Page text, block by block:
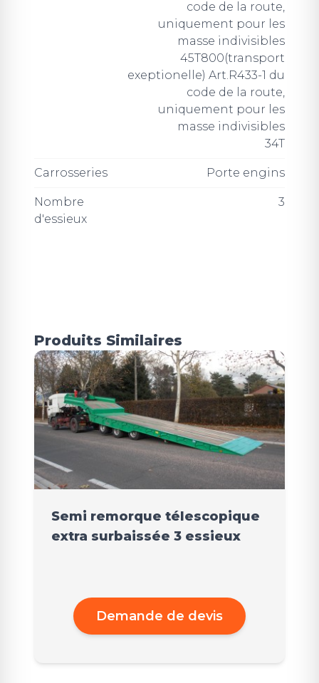
code de la route,
uniquement pour les
masse indivisibles
45T800(transport
exeptionelle) Art.R433-1 du
code de la route,
uniquement pour les
masse indivisibles
34T
Carrosseries Porte engins
Nombre
d'essieux
3
Produits Similaires
Semi remorque télescopique
extra surbaissée 3 essieux
Demande de devis